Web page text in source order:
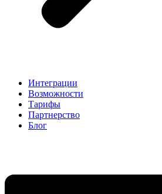
Интеграции
Возможности
Тарифы
Партнерство
Блог